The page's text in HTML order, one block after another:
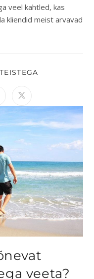
veel kahtled, kas
kliendid meist arvavad
veeta?